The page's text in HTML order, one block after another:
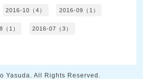
2016-10（4） 2016-09（1）
1） 2016-07（3）
Yasuda. All Rights Reserved.